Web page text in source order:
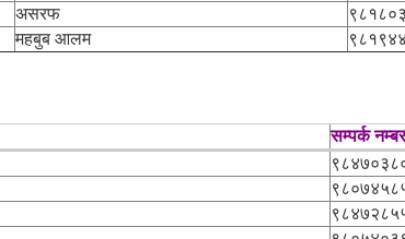
असरफ
महबुब आलम
सम्पर्क नम्बर